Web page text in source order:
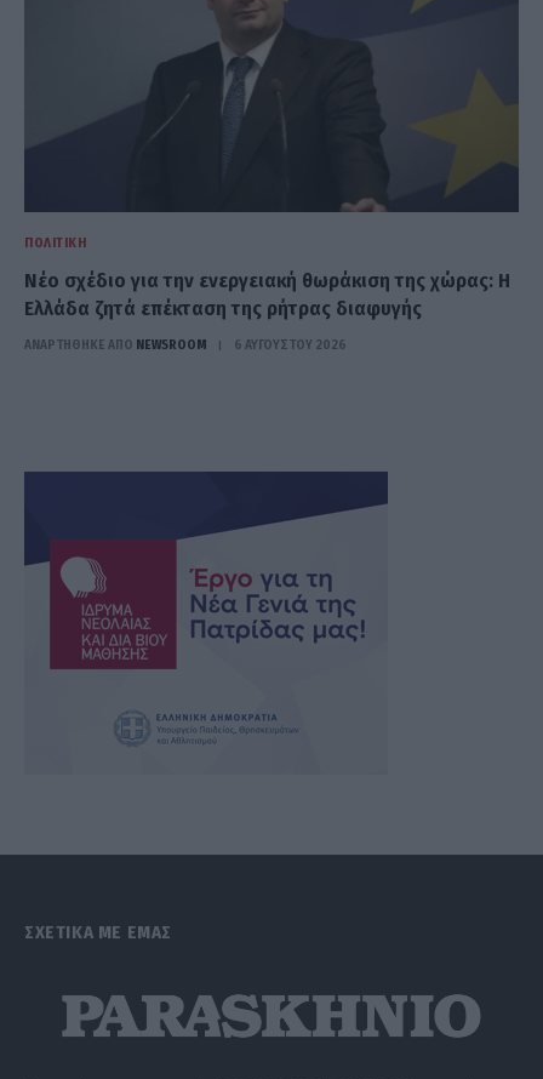
ΠΟΛΙΤΙΚΉ
Νέο σχέδιο για την ενεργειακή θωράκιση της χώρας: Η
Ελλάδα ζητά επέκταση της ρήτρας διαφυγής
ΑΝΑΡΤΗΘΗΚΕ ΑΠΟ NEWSROOM 6 ΑΥΓΟΎΣΤΟΥ 2026
ΣΧΕΤΙΚΑ ΜΕ ΕΜΑΣ